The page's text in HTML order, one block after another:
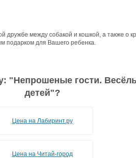
дружбе между собакой и кошкой, а также о
подарком для Вашего ребенка.
"Непрошеные гости.
детей"?
Цена на Лабиринт.ру
Цена на Читай-город